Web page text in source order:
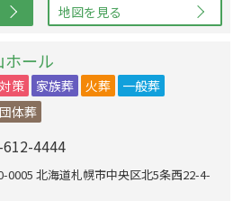
地図を見る
ホール
策 家族葬 火葬
一般葬
体葬
4444
0005 北海道札幌市中央区北5条西22-4-